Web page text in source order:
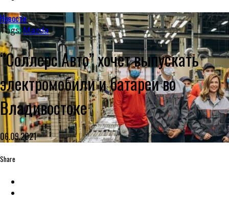
Новости
Tags:Mazda
“Соллерс Авто” хочет выпускать
электромобили и батареи во
Владивостоке
06.09.2021
Share